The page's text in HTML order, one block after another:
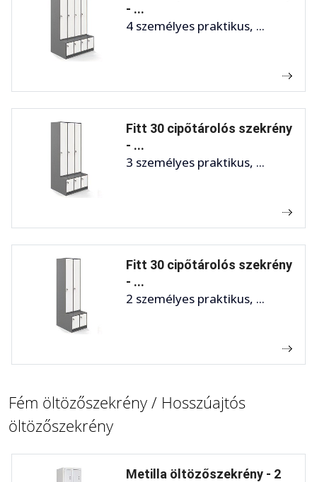
- ...
4 személyes praktikus, ...
Fitt 30 cipőtárolós szekrény
- ...
3 személyes praktikus, ...
Fitt 30 cipőtárolós szekrény
- ...
2 személyes praktikus, ...
Fém öltözőszekrény / Hosszúajtós
öltözőszekrény
Metilla öltözőszekrény - 2